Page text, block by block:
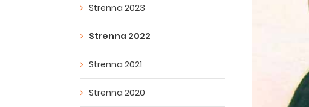
Strenna 2023
Strenna 2022
Strenna 2021
Strenna 2020